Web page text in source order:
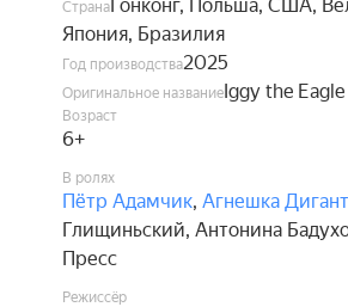
СтранаГонконг, Польша, США,
Япония, Бразилия
Год производства2025
Оригинальное названиеIggy the Eagle
Возраст
6+
В ролях
Пётр Адамчик, Агнешка Дигант
Глищиньский, Антонина
Пресс
Режиссёр